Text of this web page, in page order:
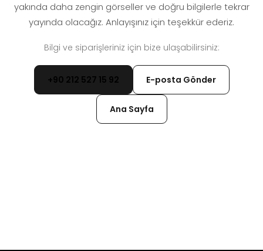
yakında daha zengin görseller ve doğru bilgilerle tekrar
yayında olacağız. Anlayışınız için teşekkür ederiz.
Bilgi ve siparişleriniz için bize ulaşabilirsiniz:
+90 212 527 15 92 E-posta Gönder
Ana Sayfa